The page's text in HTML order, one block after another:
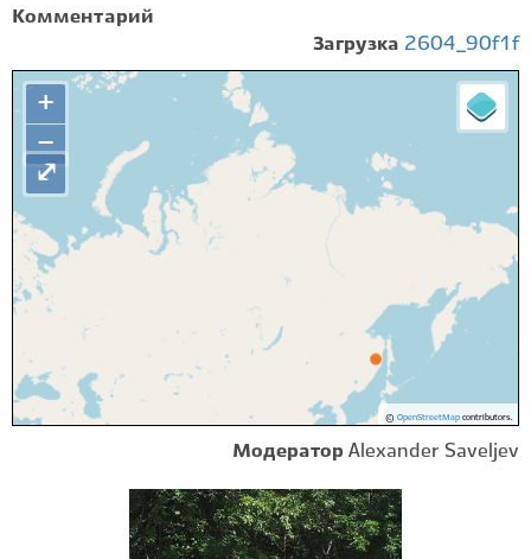
Комментарий
Загрузка 2604_90f1f
+
−
© OpenStreetMapcontributors.
⤢
Модератор Alexander Saveljev